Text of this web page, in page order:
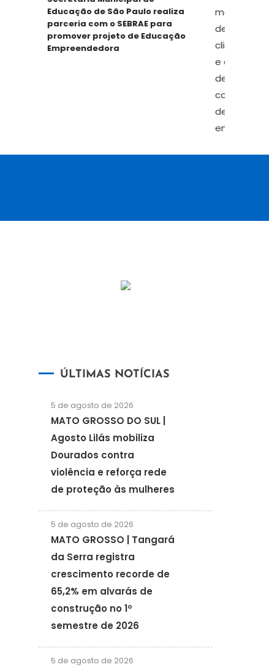
Educação de São Paulo realiza
parceria com o SEBRAE para
promover projeto de Educação
Empreendedora
ÚLTIMAS NOTÍCIAS
5 de agosto de 2026
MATO GROSSO DO SUL |
Agosto Lilás mobiliza
Dourados contra
violência e reforça rede
de proteção às mulheres
5 de agosto de 2026
MATO GROSSO | Tangará
da Serra registra
crescimento recorde de
65,2% em alvarás de
construção no 1º
semestre de 2026
5 de agosto de 2026